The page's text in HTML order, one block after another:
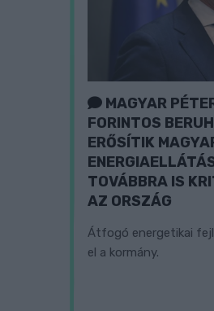
MAGYAR
FORINTOS
ERŐSÍTIK
TOVÁBBRA IS
AZ ORSZÁG
Átfogó energetikai
el a kormány.